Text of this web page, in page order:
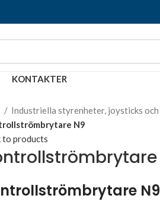
KONTAKTER
Industriella styrenheter, joysticks
N9
to products